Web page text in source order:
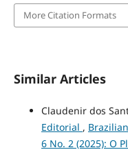
More Citation Formats
Similar Articles
Claudenir dos
Editorial ,
6 No. 2 (2025): O